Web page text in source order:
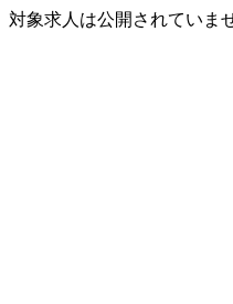
対象求人は公開されていま